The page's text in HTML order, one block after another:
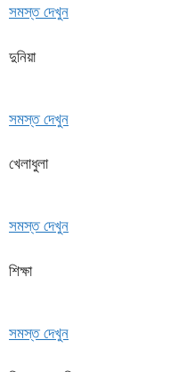
সমস্ত দেখুন
দুনিয়া
সমস্ত দেখুন
খেলাধুলা
সমস্ত দেখুন
শিক্ষা
সমস্ত দেখুন